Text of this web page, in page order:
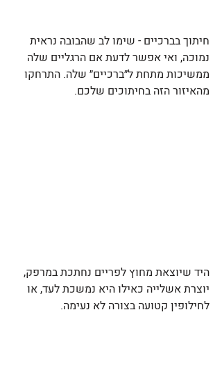
חיתוך בברכיים - שימו לב שהבובה נראית
נמוכה, ואי אפשר לדעת אם הרגליים שלה
ממשיכות מתחת ל״ברכיים״ שלה. התרחקו
מהאיזור הזה בחיתוכים שלכם.
היד שיוצאת מחוץ לפריים נחתכת במרפק,
יוצרת אשלייה כאילו היא נמשכת לעד, או
לחילופין קטועה בצורה לא נעימה.